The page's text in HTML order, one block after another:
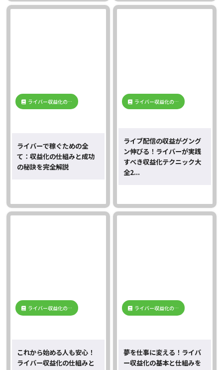
ライバー収益化の…
ライバーで稼ぐための全
て：収益化の仕組みと成功
の秘訣を完全解説
ライバー収益化の…
ライブ配信の収益がグング
ン伸びる！ライバーが実践
すべき収益化テクニック大
全2...
ライバー収益化の…
これから始める人も安心！
ライバー収益化の仕組みと
ライバー収益化の…
夢を仕事に変える！ライバ
ー収益化の基本と仕組みを